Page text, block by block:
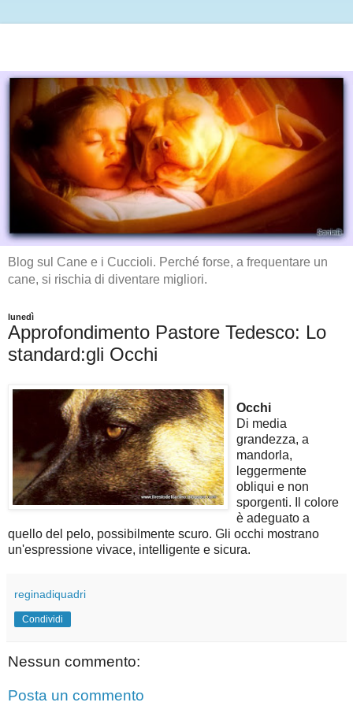
Blog sul Cane e i Cuccioli. Perché forse, a frequentare un
cane, si rischia di diventare migliori.
lunedì
Approfondimento Pastore Tedesco: Lo
standard:gli Occhi
Occhi
Di media
grandezza, a
mandorla,
leggermente
obliqui e non
sporgenti. Il colore
è adeguato a
quello del pelo, possibilmente scuro. Gli occhi mostrano
un'espressione vivace, intelligente e sicura.
reginadiquadri
Condividi
Nessun commento:
Posta un commento